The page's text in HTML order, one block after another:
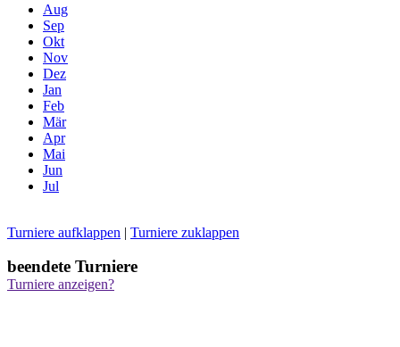
Aug
Sep
Okt
Nov
Dez
Jan
Feb
Mär
Apr
Mai
Jun
Jul
Turniere aufklappen | Turniere zuklappen
beendete Turniere
Turniere anzeigen?